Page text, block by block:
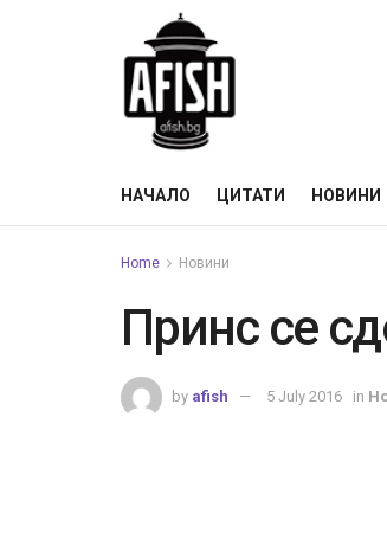
НАЧАЛО ЦИТАТИ НОВИНИ
Home Новини
Принс се
by afish 5 July 2016 in